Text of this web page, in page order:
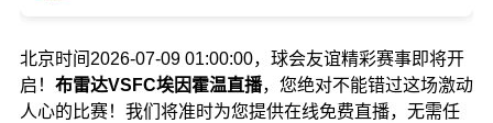
北京时间2026-07-09 01:00:00，球会友谊精彩赛事即将开
启！ 布雷达VSFC埃因霍温直播，您绝对不能错过这场激动
人心的比赛！我们将准时为您提供在线免费直播，无需任